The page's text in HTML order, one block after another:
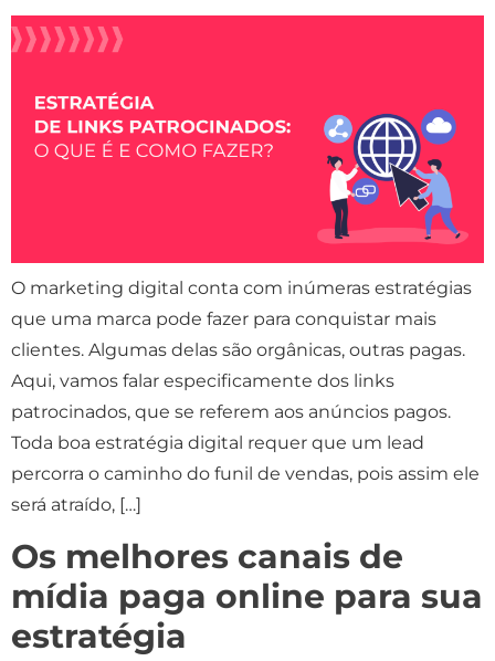
O marketing digital conta com inúmeras estratégias
que uma marca pode fazer para conquistar mais
clientes. Algumas delas são orgânicas, outras pagas.
Aqui, vamos falar especificamente dos links
patrocinados, que se referem aos anúncios pagos.
Toda boa estratégia digital requer que um lead
percorra o caminho do funil de vendas, pois assim ele
será atraído, […]
Os melhores canais de
mídia paga online para sua
estratégia